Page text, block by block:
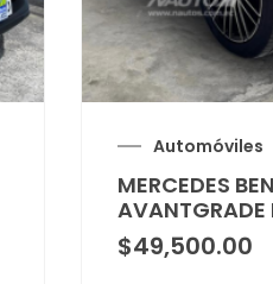
Automóviles
MERCEDES
AVANTGRADE
$49,500.00